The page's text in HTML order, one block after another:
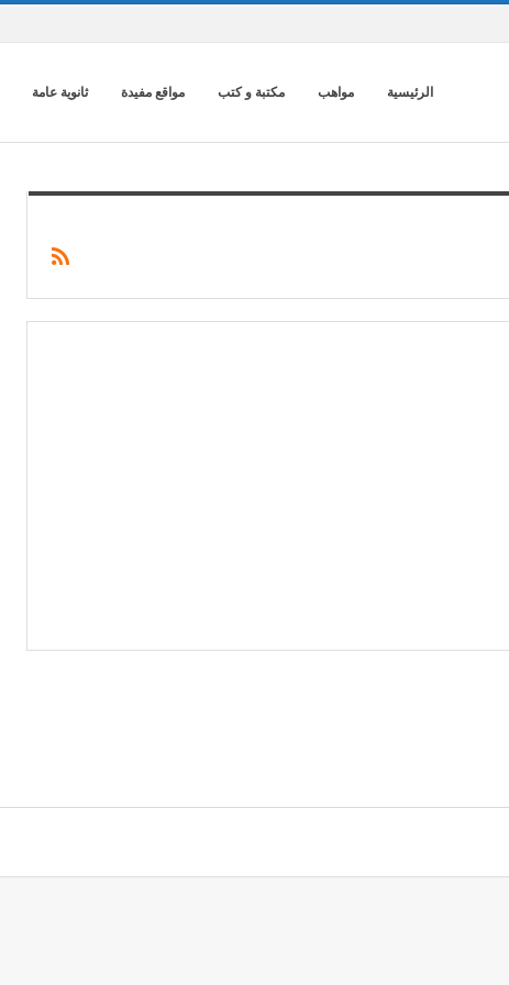
الرئيسية مواهب مكتبة و كتب مواقع مفيدة ثانوية عامة